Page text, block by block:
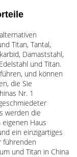
Titan, Tantal,
Damaststahl,
und Titan.
und können
die Sie
Nr. 1
werden die
Haus
ein einzigartiges
führenden
und Titan in China